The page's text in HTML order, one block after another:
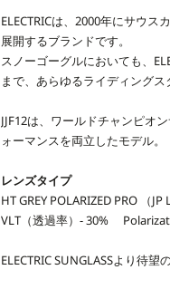
ELECTRICは、2000年にサウ
展開するブランドです。
スノーゴーグルにおいても、
まで、あらゆるライディングス
JJF12は、ワールドチャンピオ
ォーマンスを両立したモデル。
レンズタイプ
HT GREY POLARIZED PRO （JP
VLT（透過率）- 30%
ELECTRIC SUNGLASSより待